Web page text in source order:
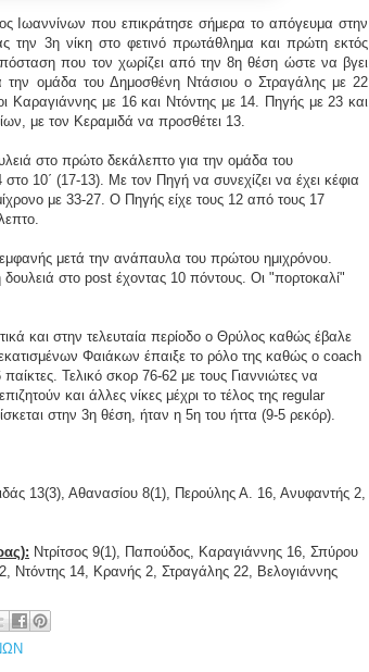
Ιωαννίνων που επικράτησε σήμερα το απόγευμα στην
την 3η νίκη στο φετινό πρωτάθλημα και πρώτη εκτός
που τον χωρίζει από την 8η θέση ώστε να βγει
ομάδα του Δημοσθένη Ντάσιου ο Στραγάλης με 22
Καραγιάννης με 16 και Ντόντης με 14. Πηγής με 23 και
με τον Κεραμιδά να προσθέτει 13.
στο πρώτο δεκάλεπτο για την ομάδα του
10΄ (17-13). Με τον Πηγή να συνεχίζει να έχει κέφια
με 33-27. Ο Πηγής είχε τους 12 από τους 17
μετά την ανάπαυλα του πρώτου ημιχρόνου.
στο post έχοντας 10 πόντους. Οι "πορτοκαλί"
και στην τελευταία περίοδο ο Θρύλος καθώς έβαλε
Φαιάκων έπαιξε το ρόλο της καθώς ο coach
Τελικό σκορ 76-62 με τους Γιαννιώτες να
και άλλες νίκες μέχρι το τέλος της regular
στην 3η θέση, ήταν η 5η του ήττα (9-5 ρεκόρ).
13(3), Αθανασίου 8(1), Περούλης Α. 16, Ανυφαντής 2,
Ντρίτσος 9(1), Παπούδος, Καραγιάννης 16, Σπύρου
Ντόντης 14, Κρανής 2, Στραγάλης 22, Βελογιάννης